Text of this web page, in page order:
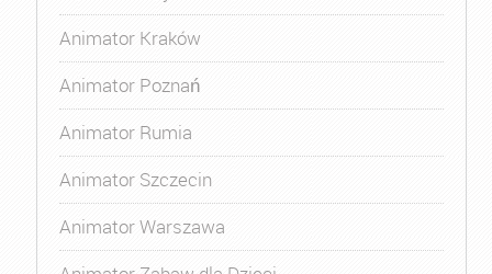
Animator Kraków
Animator Poznań
Animator Rumia
Animator Szczecin
Animator Warszawa